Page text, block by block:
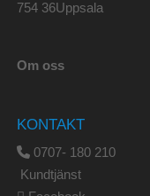
754 36Uppsala
Om oss
KONTAKT
0707- 180 210
Kundtjänst